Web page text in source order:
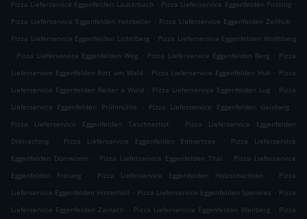
Pizza Lieferservice Eggenfelden Lauterbach . Pizza Lieferservice Eggenfelden Pirsting .
Pizza Lieferservice Eggenfelden Holzkeller . Pizza Lieferservice Eggenfelden Zellhub .
Pizza Lieferservice Eggenfelden Lichtlberg . Pizza Lieferservice Eggenfelden Wolfsberg
. Pizza Lieferservice Eggenfelden Weg . Pizza Lieferservice Eggenfelden Berg . Pizza
Lieferservice Eggenfelden Rott am Wald . Pizza Lieferservice Eggenfelden Hub . Pizza
Lieferservice Eggenfelden Reiter a Wald . Pizza Lieferservice Eggenfelden Lug . Pizza
Lieferservice Eggenfelden Prühmühle
. Pizza Lieferservice Eggenfelden Gaisberg
.
Pizza Lieferservice Eggenfelden Taschnerhof
.
Pizza Lieferservice Eggenfelden
Dietraching
. Pizza Lieferservice Eggenfelden Edmertsee .
Pizza Lieferservice
Eggenfelden Dürrwimm
. Pizza Lieferservice Eggenfelden Thal . Pizza Lieferservice
Eggenfelden Freiung
. Pizza Lieferservice Eggenfelden Holzschachten .
Pizza
Lieferservice Eggenfelden Hinterhöll . Pizza Lieferservice Eggenfelden Sperwies . Pizza
Lieferservice Eggenfelden Zainach
. Pizza Lieferservice Eggenfelden Weilberg . Pizza